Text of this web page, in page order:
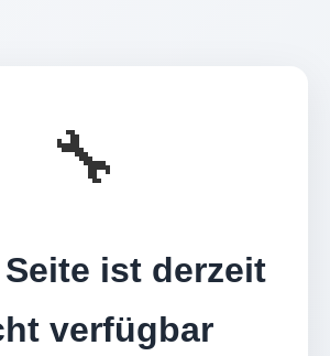
🔧
Seite ist derzeit
verfügbar